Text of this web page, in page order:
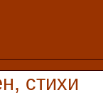
стихи